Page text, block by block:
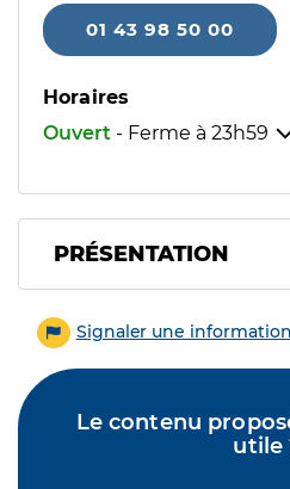
01 43 98 50 00
Horaires
Ouvert - Ferme à 23h59
PRÉSENTATION
Signaler une
Le contenu
utile